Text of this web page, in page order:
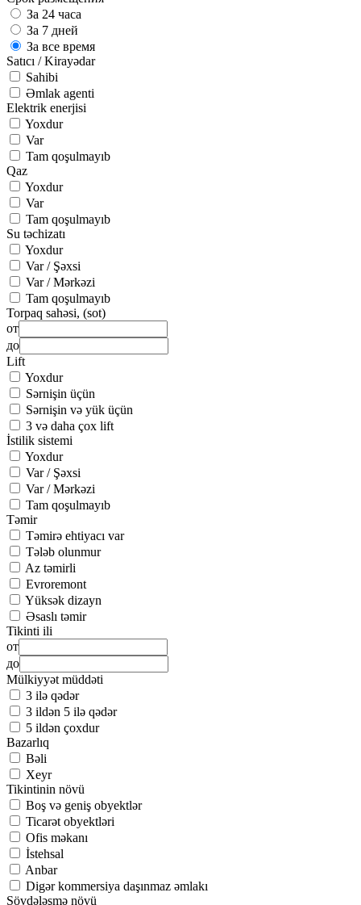
За 24 часа
За 7 дней
За все время
Satıcı / Kirayədar
Sahibi
Əmlak agenti
Elektrik enerjisi
Yoxdur
Var
Tam qoşulmayıb
Qaz
Yoxdur
Var
Tam qoşulmayıb
Su təchizatı
Yoxdur
Var / Şəxsi
Var / Mərkəzi
Tam qoşulmayıb
Torpaq sahəsi, (sot)
от
до
Lift
Yoxdur
Sərnişin üçün
Sərnişin və yük üçün
3 və daha çox lift
İstilik sistemi
Yoxdur
Var / Şəxsi
Var / Mərkəzi
Tam qoşulmayıb
Təmir
Təmirə ehtiyacı var
Tələb olunmur
Az təmirli
Evroremont
Yüksək dizayn
Əsaslı təmir
Tikinti ili
от
до
Mülkiyyət müddəti
3 ilə qədər
3 ildən 5 ilə qədər
5 ildən çoxdur
Bazarlıq
Bəli
Xeyr
Tikintinin növü
Boş və geniş obyektlər
Ticarət obyektləri
Ofis məkanı
İstehsal
Anbar
Digər kommersiya daşınmaz əmlakı
Sövdələşmə növü